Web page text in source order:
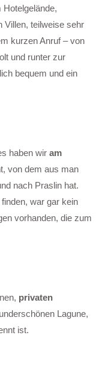
Hotelgelände,
Villen, teilweise sehr
kurzen Anruf – von
und runter zur
bequem und ein
haben wiram
von dem aus man
nach Praslin hat.
war gar kein
vorhanden, die zum
privaten
Lagune,
ist.